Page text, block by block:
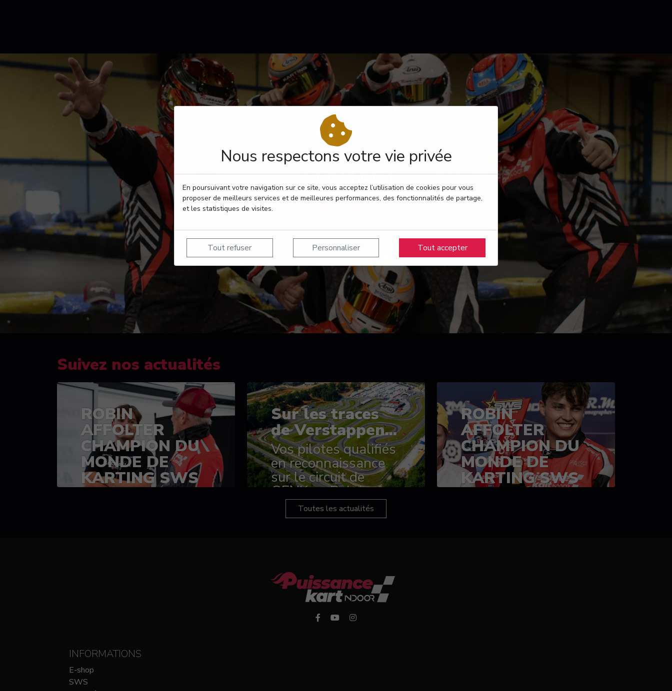
Nous respectons votre vie privée
En poursuivant votre navigation sur ce site, vous acceptez l’utilisation de cookies pour vous
proposer de meilleurs services et de meilleures performances, des fonctionnalités de partage,
et les statistiques de visites.
Tout refuser Personnaliser Tout accepter
CONTACT
RÉSERVEZ VOTRE PASSAGE
Suivez nos actualités
ROBIN
AFFOLTER
CHAMPION DU
MONDE DE
KARTING SWS
(SPRINT)
Sur les traces
de Verstappen...
Vos pilotes qualifiés
en reconnaissance
sur le circuit de
GENK en Belgique
ROBIN
AFFOLTER
CHAMPION DU
MONDE DE
KARTING SWS
Toutes les actualités
INFORMATIONS
E-shop
SWS